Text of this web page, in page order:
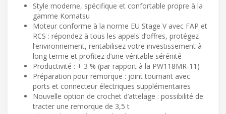
Style moderne, spécifique et confortable propre à la
gamme Komatsu
Moteur conforme à la norme EU Stage V avec FAP et
RCS : répondez à tous les appels d’offres, protégez
l’environnement, rentabilisez votre investissement à
long terme et profitez d’une véritable sérénité
Productivité : + 3 % (par rapport à la PW118MR-11)
Préparation pour remorque : joint tournant avec
ports et connecteur électriques supplémentaires
Nouvelle option de crochet d’attelage : possibilité de
tracter une remorque de 3,5 t